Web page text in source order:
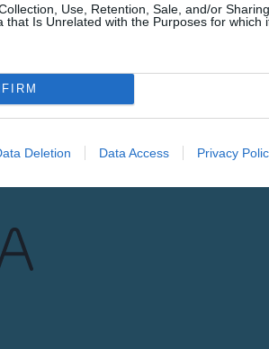
Use, Retention, Sale, and/or Sharing
that Is Unrelated with the Purposes for which
Deletion Data Access Privacy